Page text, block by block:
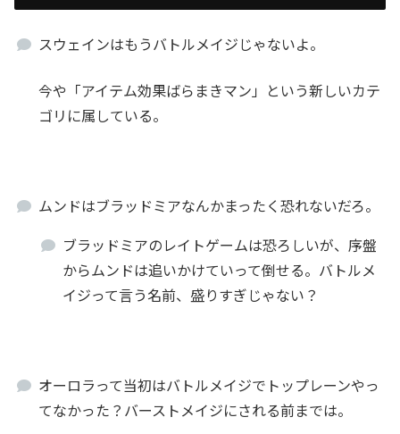
スウェインはもうバトルメイジじゃないよ。
今や「アイテム効果ばらまきマン」という新しいカテ
ゴリに属している。
ムンドはブラッドミアなんかまったく恐れないだろ。
ブラッドミアのレイトゲームは恐ろしいが、序盤
からムンドは追いかけていって倒せる。バトルメ
イジって言う名前、盛りすぎじゃない？
オーロラって当初はバトルメイジでトップレーンやっ
てなかった？バーストメイジにされる前までは。